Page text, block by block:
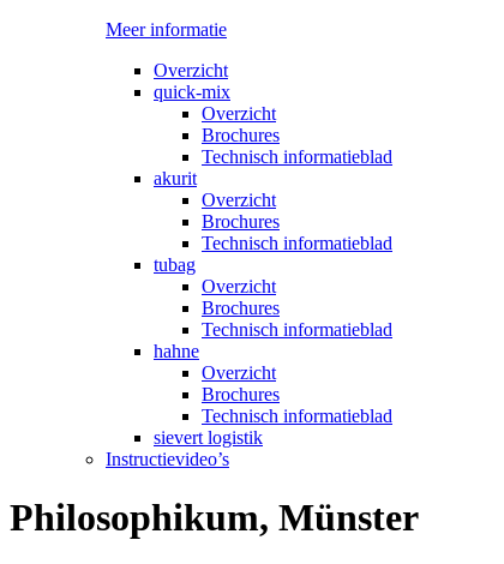
Meer informatie
Overzicht
quick-mix
Overzicht
Brochures
Technisch informatieblad
akurit
Overzicht
Brochures
Technisch informatieblad
tubag
Overzicht
Brochures
Technisch informatieblad
hahne
Overzicht
Brochures
Technisch informatieblad
sievert logistik
Instructievideo’s
Philosophikum, Münster